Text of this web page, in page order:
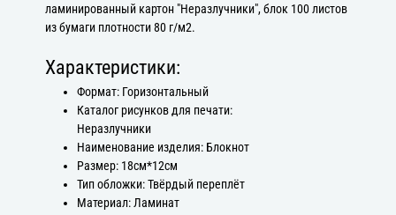
ламинированный картон "Неразлучники", блок 100 листов
из бумаги плотности 80 г/м2.
Характеристики:
Формат: Горизонтальный
Каталог рисунков для печати:
Неразлучники
Наименование изделия: Блокнот
Размер: 18см*12см
Тип обложки: Твёрдый переплёт
Материал: Ламинат